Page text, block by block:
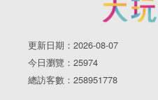
更新日期：2026-08-07
今日瀏覽：25974
總訪客數：258951778